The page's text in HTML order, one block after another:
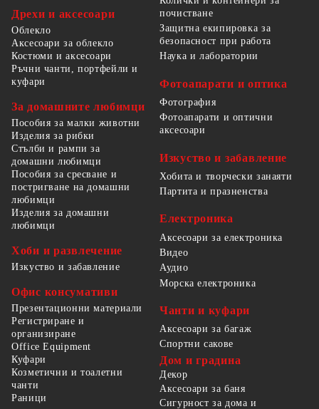
Дрехи и аксесоари
Облекло
Аксесоари за облекло
Костюми и аксесоари
Ръчни чанти, портфейли и
куфари
За домашните любимци
Пособия за малки животни
Изделия за рибки
Стълби и рампи за
домашни любимци
Пособия за сресване и
постригване на домашни
любимци
Изделия за домашни
любимци
Хоби и развлечение
Изкуство и забавление
Офис консумативи
Презентационни материали
Регистриране и
организиране
Office Equipment
почистване
Защитна екипировка за
безопасност при работа
Наука и лаборатории
Фотоапарати и оптика
Фотография
Фотоапарати и оптични
аксесоари
Изкуство и забавление
Хобита и творчески занаяти
Партита и празненства
Електроника
Аксесоари за електроника
Видео
Аудио
Морска електроника
Чанти и куфари
Аксесоари за багаж
Спортни сакове
Куфари
Козметични и тоалетни
чанти
Раници
Дом и градина
Декор
Аксесоари за баня
Сигурност за дома и